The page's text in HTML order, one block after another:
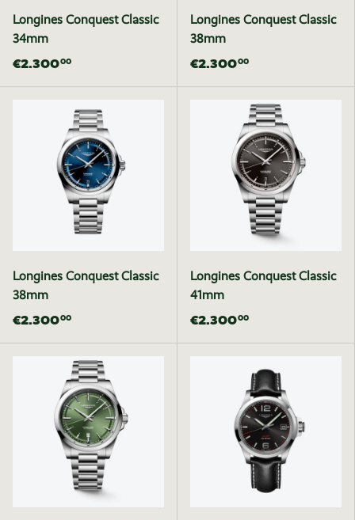
Longines Conquest Classic
34mm
€2.30000
Longines Conquest Classic
38mm
€2.30000
Longines Conquest Classic
38mm
€2.30000
Longines Conquest Classic
41mm
€2.30000